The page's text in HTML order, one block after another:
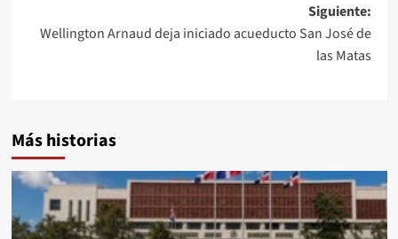
Siguiente:
Wellington Arnaud deja iniciado acueducto San José de
las Matas
Más historias